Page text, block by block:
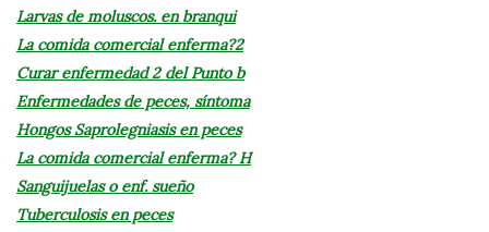
Larvas de moluscos. en branqui
La comida comercial enferma?2
Curar enfermedad 2 del Punto b
Enfermedades de peces, síntoma
Hongos Saprolegniasis en peces
La comida comercial enferma? H
Sanguijuelas o enf. sueño
Tuberculosis en peces